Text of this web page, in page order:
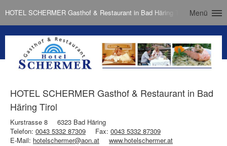
HOTEL SCHERMER Gasthof & Restaurant in Bad Häring Tirol Menü
HOTEL SCHERMER Gasthof & Restaurant in Bad
Häring Tirol
Kurstrasse 8
6323 Bad Häring
Telefon: 0043 5332 87309 Fax: 0043 5332 87309
E-Mail: hotelschermer@aon.at
www.hotelschermer.at